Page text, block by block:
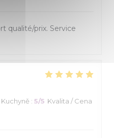
qualité/prix. Service
Kuchyně : 5/5 Kvalita / Cena